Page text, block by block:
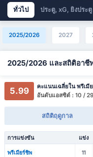
ทั่วไป ประตู, xG, ยิงประตู
2025/2026 2027
2025/2026 และสถิติอาชี
5.99
คะแนนเฉลี่ยใน พรีเมี
อันดับแอสซิต์ : 10 /
สถิติฤดูกาล
การแข่งขัน แข่ง
พรีเมียร์ชิพ 11